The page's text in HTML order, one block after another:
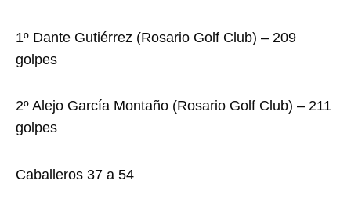
1º Dante Gutiérrez (Rosario Golf Club) – 209
golpes
2º Alejo García Montaño (Rosario Golf Club) – 211
golpes
Caballeros 37 a 54